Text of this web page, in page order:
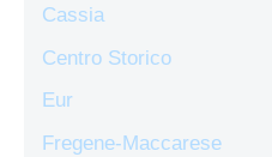
Cassia
Centro Storico
Eur
Fregene-Maccarese